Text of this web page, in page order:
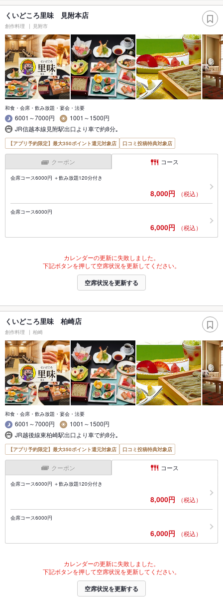
くいどころ里味 見附本店
創作料理 見附市
和食・会席・飲み放題・宴会・法要
6001～7000円
1001～1500円
JR信越本線見附駅出口より車で約8分｡
【アプリ予約限定】最大350ポイント還元対象店 口コミ投稿特典対象店
クーポン コース
会席コース6000円 ＋飲み放題120分付き
8,000円 （税込）
会席コース6000円
6,000円 （税込）
カレンダーの更新に失敗しました。
下記ボタンを押して空席状況を更新してください。
空席状況を更新する
くいどころ里味 柏崎店
創作料理 柏崎
和食・会席・飲み放題・宴会・法要
6001～7000円
1001～1500円
JR越後線東柏崎駅出口より車で約8分｡
【アプリ予約限定】最大350ポイント還元対象店 口コミ投稿特典対象店
クーポン コース
会席コース6000円 ＋飲み放題120分付き
8,000円 （税込）
会席コース6000円
6,000円 （税込）
カレンダーの更新に失敗しました。
下記ボタンを押して空席状況を更新してください。
空席状況を更新する